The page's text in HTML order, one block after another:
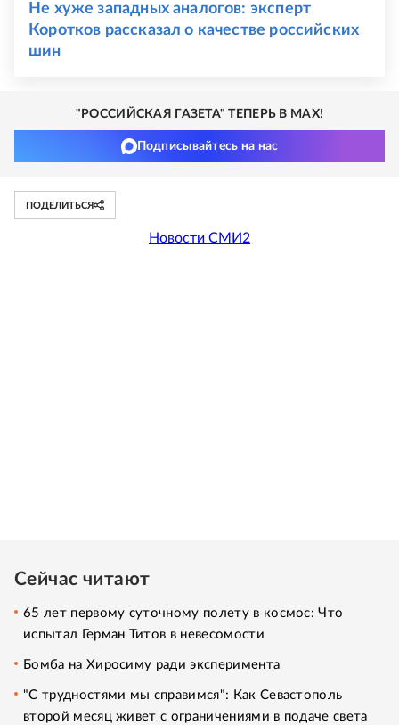
Не хуже западных аналогов: эксперт
Коротков рассказал о качестве российских
шин
"РОССИЙСКАЯ ГАЗЕТА" ТЕПЕРЬ В MAX!
Подписывайтесь на нас
ПОДЕЛИТЬСЯ
Новости СМИ2
Сейчас читают
65 лет первому суточному полету в космос: Что
испытал Герман Титов в невесомости
Бомба на Хиросиму ради эксперимента
"С трудностями мы справимся": Как Севастополь
второй месяц живет с ограничениями в подаче света